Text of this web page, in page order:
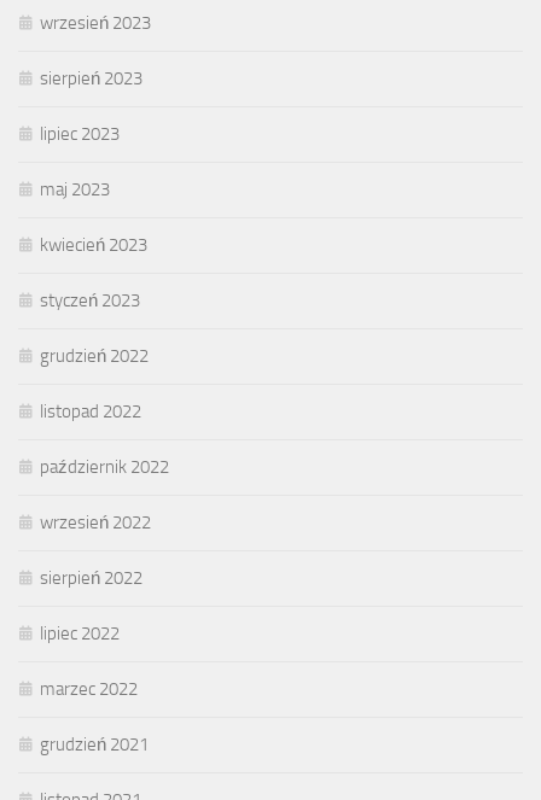
wrzesień 2023
sierpień 2023
lipiec 2023
maj 2023
kwiecień 2023
styczeń 2023
grudzień 2022
listopad 2022
październik 2022
wrzesień 2022
sierpień 2022
lipiec 2022
marzec 2022
grudzień 2021